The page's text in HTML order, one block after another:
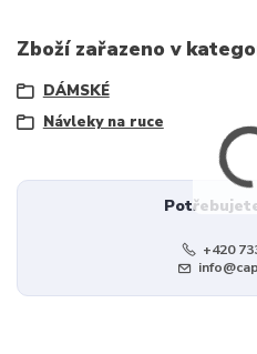
Zboží zařazeno v
DÁMSKÉ
Návleky na ruce
+420